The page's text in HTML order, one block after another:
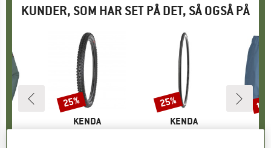
KUNDER, SOM HAR SET PÅ DET, SÅ OGSÅ PÅ
MÆRKE
KENDA
Rabat
25%
MÆRKE
KENDA
Rabat
25% til